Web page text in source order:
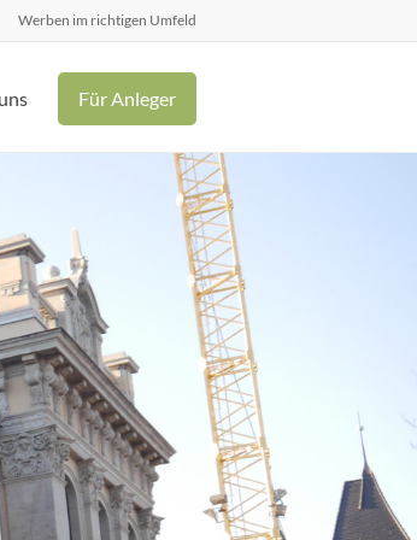
Werben im richtigen Umfeld
Für Anleger